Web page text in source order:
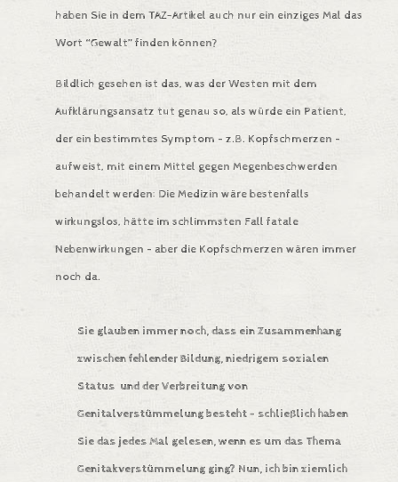
haben Sie in dem TAZ-Artikel auch nur ein einziges Mal das
Wort “Gewalt” finden können?
Bildlich gesehen ist das, was der Westen mit dem
Aufklärungsansatz tut genau so, als würde ein Patient,
der ein bestimmtes Symptom – z.B. Kopfschmerzen –
aufweist, mit einem Mittel gegen Megenbeschwerden
behandelt werden: Die Medizin wäre bestenfalls
wirkungslos, hätte im schlimmsten Fall fatale
Nebenwirkungen – aber die Kopfschmerzen wären immer
noch da.
Sie glauben immer noch, dass einZusammenhang
zwischen fehlender Bildung, niedrigem sozialen
Status und der Verbreitung von
Genitalverstümmelung besteht – schließlich haben
Sie das jedes Mal gelesen, wenn es um das Thema
Genitakverstümmelung ging? Nun, ich bin ziemlich